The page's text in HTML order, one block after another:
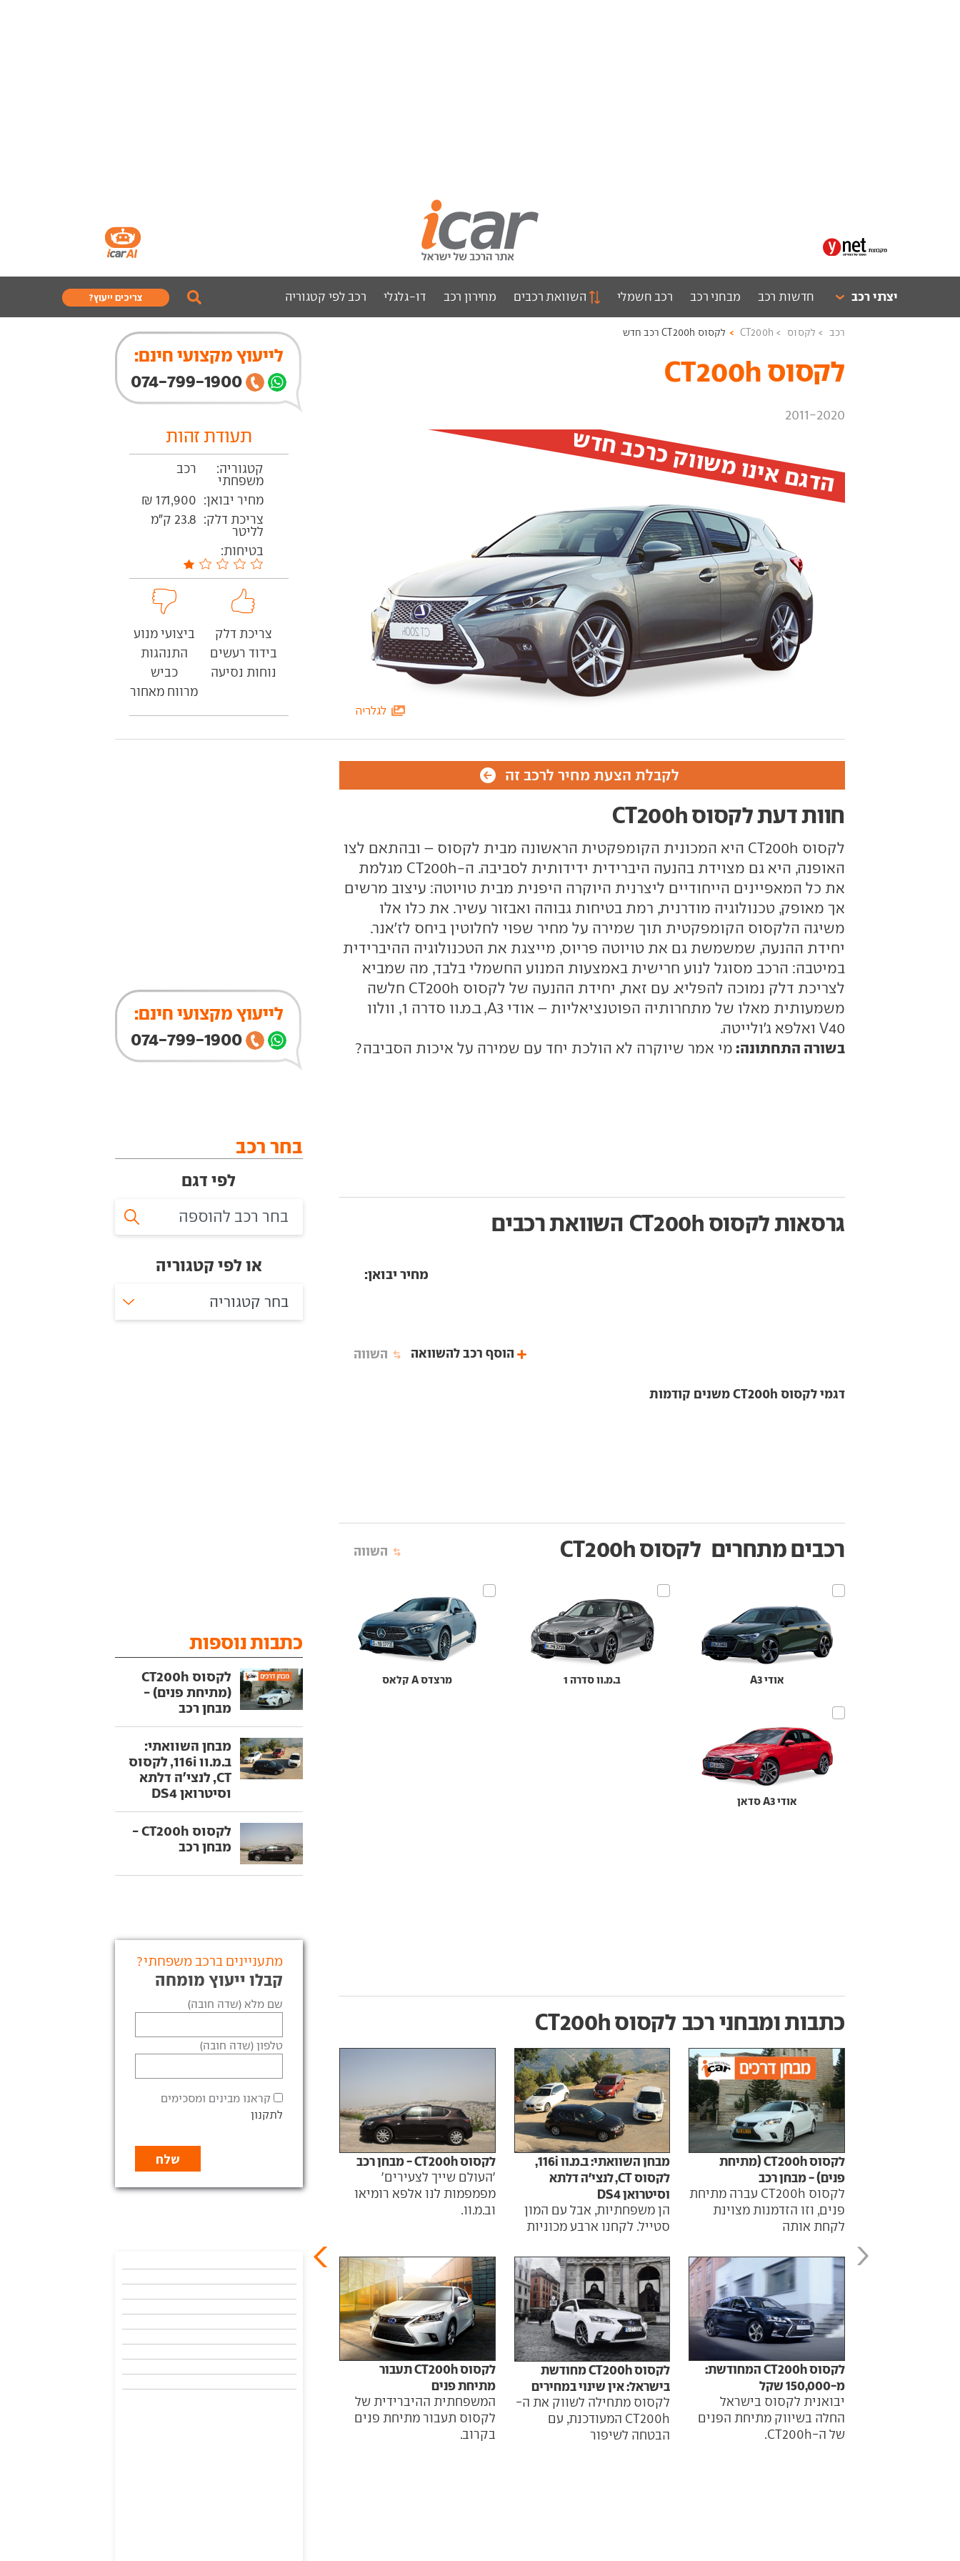
יצרני רכב חדשות רכב מבחני רכב רכב חשמלי השוואת רכבים מחירון רכב דו-גלגלי רכב לפי קטגוריה צריכים ייעוץ?
רכב לקסוס CT200h לקסוס CT200h רכב חדש
לייעוץ מקצועי חינם:
לקסוס CT200h ‏
2011-2020
הדגם אינו משווק כרכב חדש
לגלריה
תעודת זהות
קטגוריה: רכב
משפחתי
מחיר יבואן:
צריכת דלק:
23.8 ק"מ
לליטר
בטיחות:
צריכת דלק
בידוד רעשים
נוחות נסיעה
ביצועי מנוע
התנהגות
כביש
מרווח מאחור
לקבלת הצעת מחיר לרכב זה
חוות דעת לקסוס CT200h
לקסוס CT200h היא המכונית הקומפקטית הראשונה מבית לקסוס – ובהתאם לצו
האופנה, היא גם מצוידת בהנעה היברידית ידידותית לסביבה. ה-CT200h מגלמת
את כל המאפיינים הייחודיים ליצרנית היוקרה היפנית מבית טויוטה: עיצוב מרשים
אך מאופק, טכנולוגיה מודרנית, רמת בטיחות גבוהה ואבזור עשיר. את כלו אלו
משיגה הלקסוס הקומפקטית תוך שמירה על מחיר שפוי לחלוטין ביחס לז'אנר.
יחידת ההנעה, שמשמשת גם את טויוטה פריוס, מייצגת את הטכנולוגיה ההיברידית
במיטבה: הרכב מסוגל לנוע חרישית באמצעות המנוע החשמלי בלבד, מה שמביא
לצריכת דלק נמוכה להפליא. עם זאת, יחידת ההנעה של לקסוס CT200h חלשה
משמעותית מאלו של מתחרותיה הפוטנציאליות – אודי A3
, ב.מ.וו סדרה 1, וולוו
V40 ואלפא ג'ולייטה.
בשורה התחתונה: מי אמר שיוקרה לא הולכת יחד עם שמירה על איכות הסביבה?
גרסאות לקסוס CT200h השוואת רכבים
מחיר יבואן:
השווה הוסף רכב להשוואה
דגמי לקסוס CT200h משנים קודמות
רכבים מתחרים לקסוס CT200h השווה
אודי A3 ב.מ.וו סדרה 1 מרצדס A קלאס
אודי A3 סדאן
כתבות ומבחני רכב לקסוס CT200h
לקסוס CT200h (מתיחת
פנים) - מבחן רכב
לקסוס CT200h עברה מתיחת
פנים, וזו הזדמנות מצוינת
לקחת אותה
מבחן השוואתי: ב.מ.וו 116i,
לקסוס CT, לנצי'ה דלתא
וסיטרואן DS4
הן משפחתיות, אבל עם המון
סטייל. לקחנו ארבע מכוניות
לקסוס CT200h - מבחן רכב
'העולם שייך לצעירים'
מפמפמות לנו אלפא רומיאו
וב.מ.וו.
לקסוס CT200h המחודשת:
מ-150,000 שקל
יבואנית לקסוס בישראל
החלה בשיווק מתיחת הפנים
של ה-CT200h.
לקסוס CT200h מחודשת
בישראל: אין שינוי במחירים
לקסוס מתחילה לשווק את ה-
CT200h המעודכנת, עם
הבטחה לשיפור
לקסוס CT200h תעבור
מתיחת פנים
המשפחתית ההיברידית של
לקסוס תעבור מתיחת פנים
בקרוב.
המשפחתית הקומפקטית של
בקטנה: לקסוס CT נחשפת
לקסוס ממשיכה את
לייעוץ מקצועי חינם:
074-799-1900
בחר רכב
לפי דגם
או לפי קטגוריה
בחר קטגוריה
כתבות נוספות
לקסוס CT200h
(מתיחת פנים) -
מבחן רכב
מבחן השוואתי:
ב.מ.וו 116i, לקסוס
CT, לנצי'ה דלתא
וסיטרואן DS4
לקסוס CT200h -
מבחן רכב
מתעניינים ברכב משפחתי?
קבלו ייעוץ מומחה
שם מלא (שדה חובה)
טלפון (שדה חובה)
קראנו מבינים ומסכימים
לתקנון